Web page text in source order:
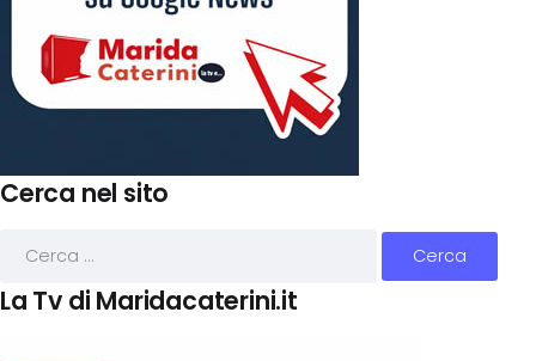
Cerca nel sito
La Tv di Maridacaterini.it